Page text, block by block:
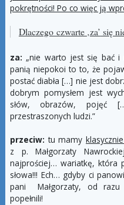
pokrętności! Po co więc ją
Dlaczego czwarte ‚za’ się
za: „nie warto jest się bać
panią niepokoi to to, że
postać diabła […] nie jest
dobrym pomysłem jest
słów, obrazów, pojęć
przestraszonych ludzi.”
przeciw: tu mamy
z p. Małgorzaty
najprościej… wariatkę, która
słowa!!! Ech… gdyby ci
pani Małgorzaty, od
popełnili!